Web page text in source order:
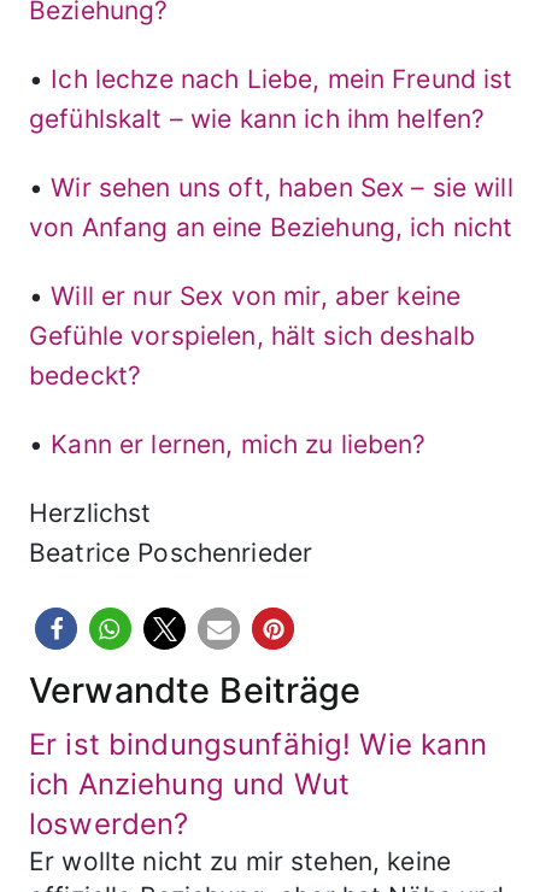
Beziehung?
• Ich lechze nach Liebe, mein Freund ist
gefühlskalt – wie kann ich ihm helfen?
•Wir sehen uns oft, haben Sex – sie will
von Anfang an eine Beziehung, ich nicht
•Will er nur Sex von mir, aber keine
Gefühle vorspielen, hält sich deshalb
bedeckt?
• Kann er lernen, mich zu lieben?
Herzlichst
Beatrice Poschenrieder
Verwandte Beiträge
Er ist bindungsunfähig! Wie kann
ich Anziehung und Wut
loswerden?
Er wollte nicht zu mir stehen, keine